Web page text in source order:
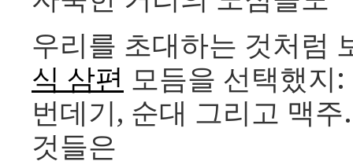
우리를 초대하는 것처럼
식 삼편 모듬을 선택했지:
번데기, 순대 그리고 맥
것들은